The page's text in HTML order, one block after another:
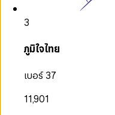
3
ภูมิใจไทย
เบอร์ 37
11,901